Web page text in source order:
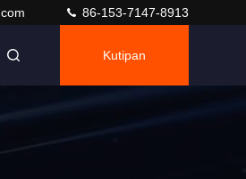
86-153-7147-8913
Kutipan